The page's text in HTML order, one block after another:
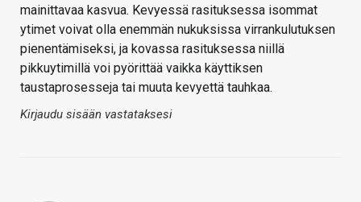
mainittavaa kasvua. Kevyessä rasituksessa isommat
ytimet voivat olla enemmän nukuksissa virrankulutuksen
pienentämiseksi, ja kovassa rasituksessa niillä
pikkuytimillä voi pyörittää vaikka käyttiksen
taustaprosesseja tai muuta kevyettä tauhkaa.
Kirjaudu sisään vastataksesi